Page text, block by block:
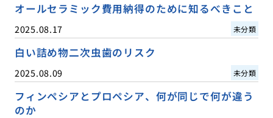
オールセラミック費用納得のために知るべきこと
2025.08.17 未分類
白い詰め物二次虫歯のリスク
2025.08.09 未分類
フィンペシアとプロペシア、何が同じで何が違う
のか